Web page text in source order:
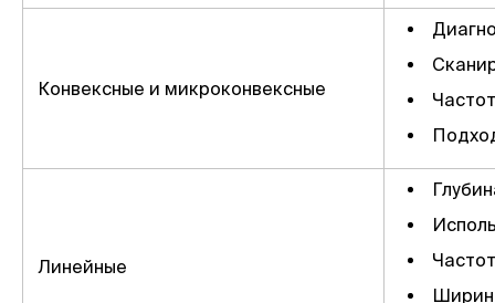
Конвексные и микроконвексные
Линейные